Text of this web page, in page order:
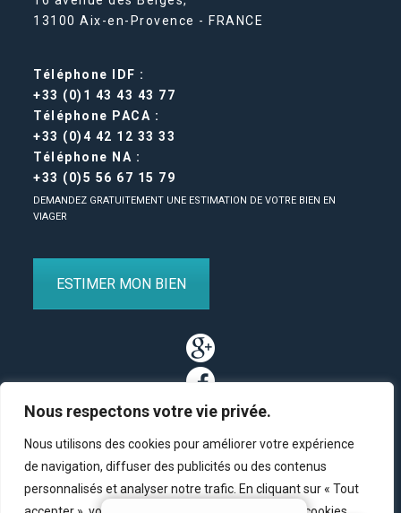
Nous respectons votre vie privée.
Nous utilisons des cookies pour améliorer votre expérience
de navigation, diffuser des publicités ou des contenus
personnalisés et analyser notre trafic. En cliquant sur « Tout
13100 Aix-en-Provence - FRANCE
Téléphone IDF :
+33 (0)1 43 43 43 77
Téléphone PACA :
+33 (0)4 42 12 33 33
Téléphone NA :
+33 (0)5 56 67 15 79
DEMANDEZ GRATUITEMENT UNE ESTIMATION DE VOTRE BIEN EN
VIAGER
ESTIMER MON BIEN
Partenaires Contact